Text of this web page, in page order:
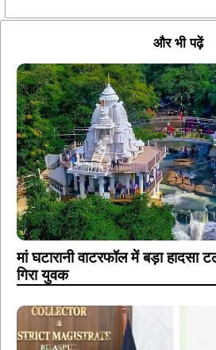
मां घटारानी वाटरफॉल में बड़ा
गिरा युवक